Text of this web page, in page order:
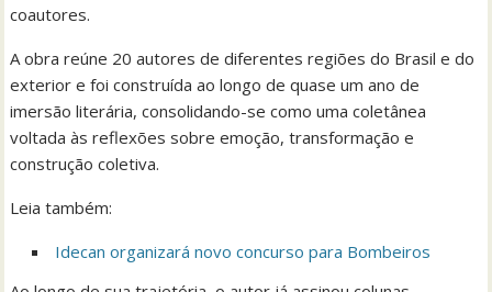
coautores.
A obra reúne 20 autores de diferentes regiões do Brasil e do
exterior e foi construída ao longo de quase um ano de
imersão literária, consolidando-se como uma coletânea
voltada às reflexões sobre emoção, transformação e
construção coletiva.
Leia também:
Idecan organizará novo concurso para Bombeiros